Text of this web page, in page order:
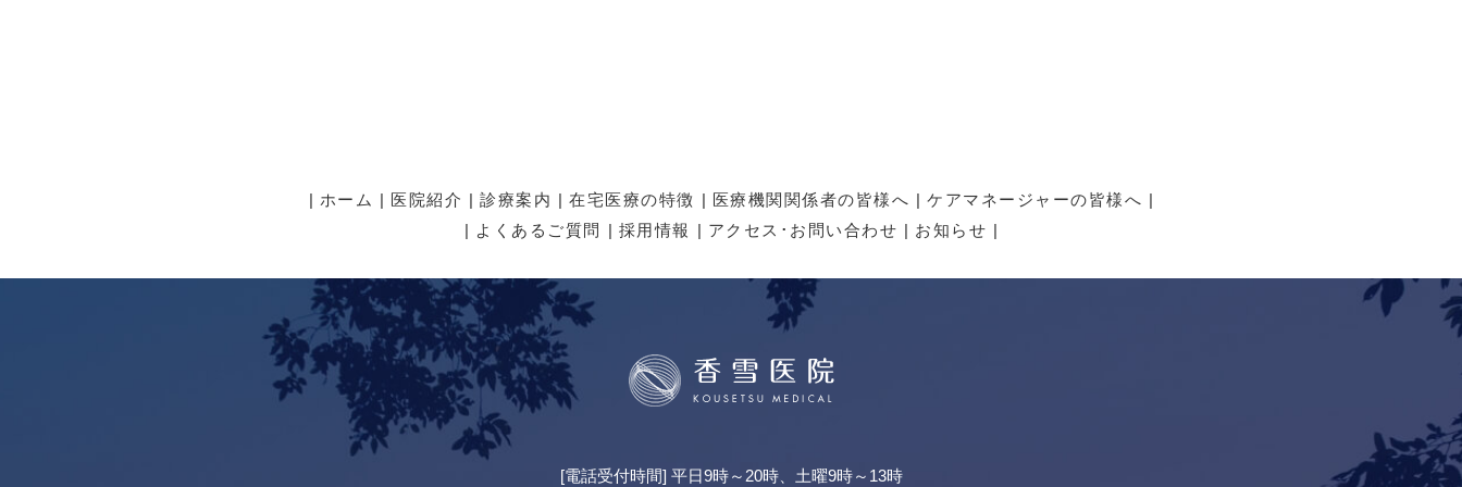
ホーム 医院紹介 診療案内 在宅医療の特徴 医療機関関係者の皆様へ
ケアマネージャーの皆様へ
よくあるご質問
採用情報 アクセス･お問い合わせ お知らせ
[電話受付時間] 平日9時～20時、土曜9時～13時